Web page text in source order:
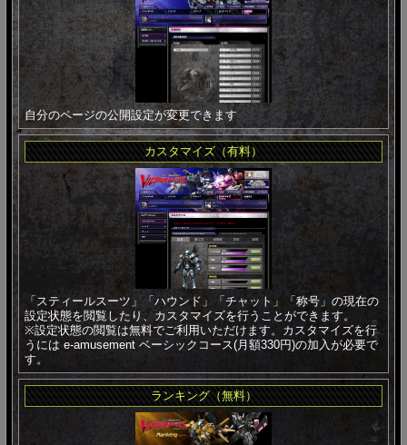
自分のページの公開設定が変更できます
カスタマイズ（有料）
「スティールスーツ」「ハウンド」「チャット」「称号」の現在の
設定状態を閲覧したり、カスタマイズを行うことができます。
※設定状態の閲覧は無料でご利用いただけます。カスタマイズを行
うには e-amusement ベーシックコース(月額330円)の加入が必要で
す。
ランキング（無料）